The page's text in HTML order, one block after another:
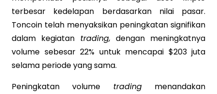
terbesar kedelapan berdasarkan nilai pasar.
Toncoin telah menyaksikan peningkatan signifikan
dalam kegiatan trading, dengan meningkatnya
volume sebesar 22% untuk mencapai $203 juta
selama periode yang sama.
Peningkatan volume tradingmenandakan